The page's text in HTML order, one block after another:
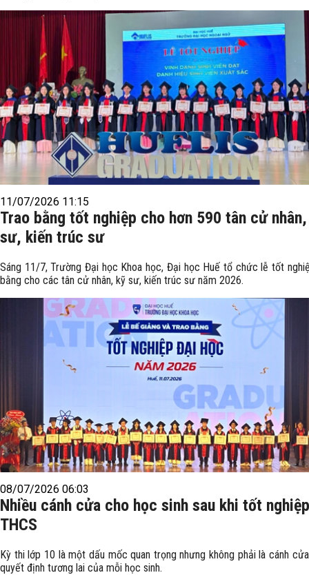
11/07/2026 11:15
Trao bằng tốt nghiệp cho hơn 590 tân cử
sư, kiến trúc sư
Sáng 11/7, Trường Đại học Khoa học, Đại học Huế tổ chức lễ tốt
bằng cho các tân cử nhân, kỹ sư, kiến trúc sư năm 2026.
08/07/2026 06:03
Nhiều cánh cửa cho học sinh sau khi tốt nghiệp
THCS
Kỳ thi lớp 10 là một dấu mốc quan trọng nhưng không phải là cánh
quyết định tương lai của mỗi học sinh.